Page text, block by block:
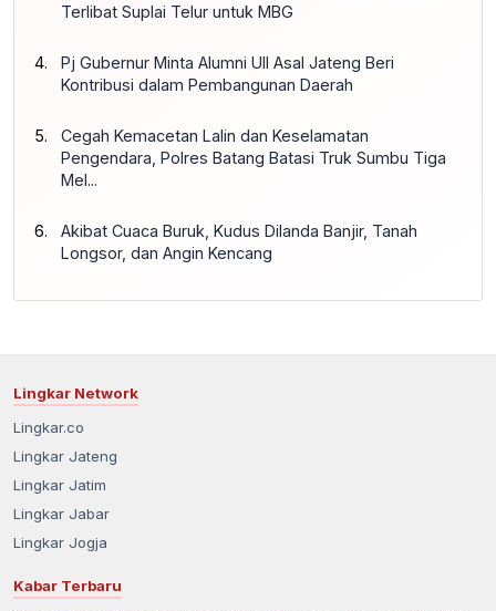
Terlibat Suplai Telur untuk MBG
Pj Gubernur Minta Alumni UII Asal Jateng Beri
Kontribusi dalam Pembangunan Daerah
Cegah Kemacetan Lalin dan Keselamatan
Pengendara, Polres Batang Batasi Truk Sumbu Tiga
Mel...
Akibat Cuaca Buruk, Kudus Dilanda Banjir, Tanah
Longsor, dan Angin Kencang
Lingkar Network
Lingkar.co
Lingkar Jateng
Lingkar Jatim
Lingkar Jabar
Lingkar Jogja
Kabar Terbaru